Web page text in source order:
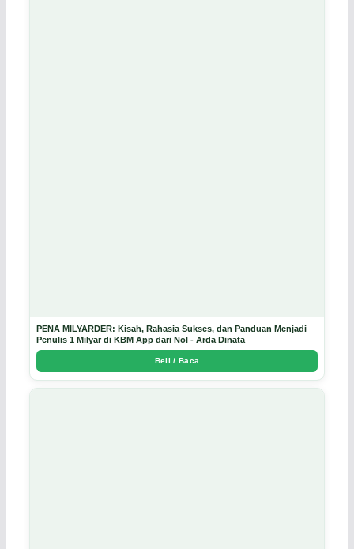
PENA MILYARDER: Kisah, Rahasia Sukses, dan Panduan Menjadi
Penulis 1 Milyar di KBM App dari Nol - Arda Dinata
Beli / Baca